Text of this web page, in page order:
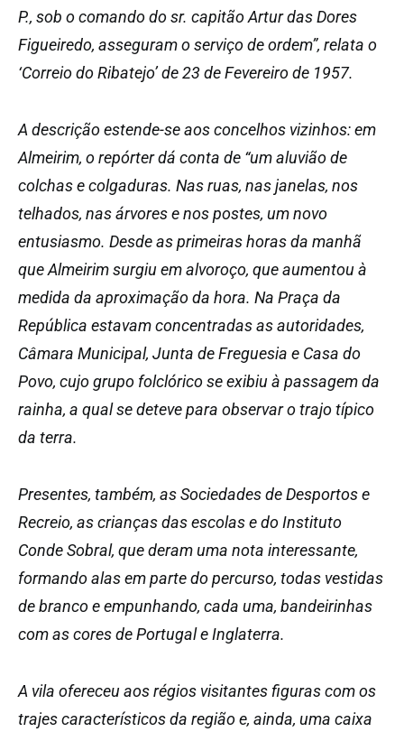
P., sob o comando do sr. capitão Artur das Dores
Figueiredo, asseguram o serviço de ordem”, relata o
‘Correio do Ribatejo’ de 23 de Fevereiro de 1957.
A descrição estende-se aos concelhos vizinhos: em
Almeirim, o repórter dá conta de “um aluvião de
colchas e colgaduras. Nas ruas, nas janelas, nos
telhados, nas árvores e nos postes, um novo
entusiasmo. Desde as primeiras horas da manhã
que Almeirim surgiu em alvoroço, que aumentou à
medida da aproximação da hora. Na Praça da
República estavam concentradas as autoridades,
Câmara Municipal, Junta de Freguesia e Casa do
Povo, cujo grupo folclórico se exibiu à passagem da
rainha, a qual se deteve para observar o trajo típico
da terra.
Presentes, também, as Sociedades de Desportos e
Recreio, as crianças das escolas e do Instituto
Conde Sobral, que deram uma nota interessante,
formando alas em parte do percurso, todas vestidas
de branco e empunhando, cada uma, bandeirinhas
com as cores de Portugal e Inglaterra.
A vila ofereceu aos régios visitantes figuras com os
trajes característicos da região e, ainda, uma caixa